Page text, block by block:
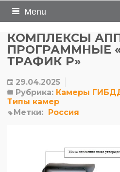
Menu
КОМПЛЕКСЫ
ПРОГРАММНЫЕ
ТРАФИК Р»
29.04.2025
Рубрика: Камеры
Типы камер
Метки: Россия